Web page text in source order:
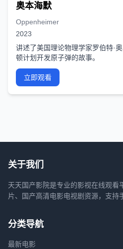
奥本海默
Oppenheimer
2023
讲述了美国理论物理学家罗伯特·
顿计划开发原子弹的故事。
立即观看
关于我们
天天国产影院是专业的影视在线观看
片、国产高清电影电视剧资源，支持
分类导航
最新电影